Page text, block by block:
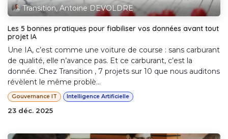
Transition, Antoine DEVOLDRE
Les 5 bonnes pratiques pour fiabiliser vos données avant tout
projet IA
Une IA, c’est comme une voiture de course : sans carburant
de qualité, elle n’avance pas. Et ce carburant, c’est la
donnée. Chez Transition , 7 projets sur 10 que nous auditons
révèlent le même problè...
Gouvernance IT Intelligence Artificielle
23 déc. 2025